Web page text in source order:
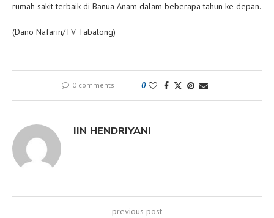
rumah sakit terbaik di Banua Anam dalam beberapa tahun ke depan.
(Dano Nafarin/TV Tabalong)
0 comments 0
IIN HENDRIYANI
previous post